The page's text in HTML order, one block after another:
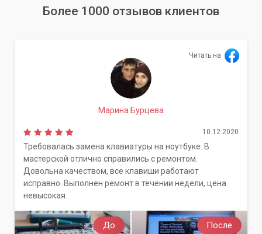
Более 1000 отзывов клиентов
До После
Читать на
Марина Бурцева
10.12.2020
Требовалась замена клавиатуры на ноутбуке. В
мастерской отлично справились с ремонтом.
Довольна качеством, все клавиши работают
исправно. Выполнен ремонт в течении недели, цена
невысокая.